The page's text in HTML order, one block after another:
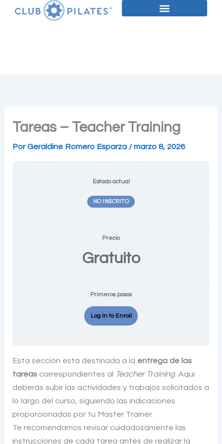
Tareas – Teacher Training
PorGeraldine Romero Esparza /marzo 8, 2026
Estado actual
NO INSCRITO
Precio
Gratuito
Primeros pasos
Log In to Enroll
Esta sección está destinada a la entrega de las
tareas correspondientes al Teacher Training. Aquí
deberás subir las actividades y trabajos solicitados a
lo largo del curso, siguiendo las indicaciones
proporcionadas por tu Master Trainer.
Te recomendamos revisar cuidadosamente las
instrucciones de cada tarea antes de realizar la